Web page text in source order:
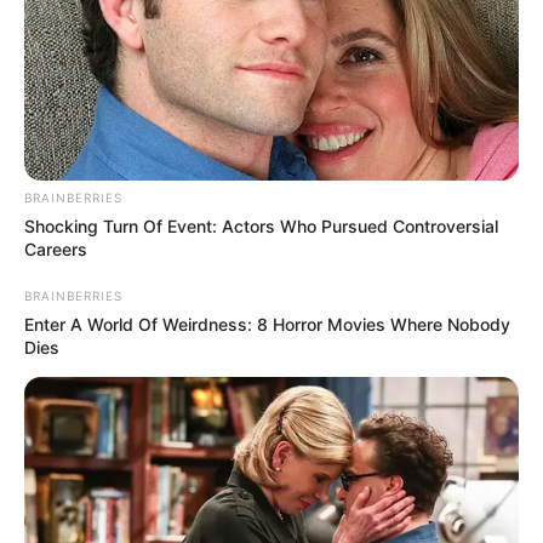
GENY-COURSES : 9 – 3 – 13 – 4 – 6 – 11 – 8 – 12
Gény.com : 3 – 4 – 6 – 8 – 9 – 12 – 13 – 11
Gazette-des-Courses : 13 – 9 – 3 – 4 – 11 – 8 – 6 – 12
Le-Parisien : 9 – 3 – 4 – 6 – 11 – 13 – 8 – 1
Républicain-Lorrain : 3 – 9 – 4 – 6 – 12 – 11 – 13 – 10
Ouest-France : 13 – 9 – 4 – 1 – 3 – 6 – 2 – 15
Paris-Courses.com : 3 – 8 – 2 – 13 – 6 – 5 – 9 – 1
BRAINBERRIES
Shocking Turn Of Event: Actors Who Pursued Controversial
Careers
BRAINBERRIES
Enter A World Of Weirdness: 8 Horror Movies Where Nobody
Dies